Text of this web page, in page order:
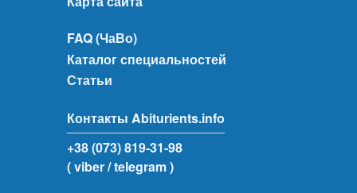
FAQ (ЧаВо)
Каталог специальностей
Статьи
Контакты Abiturients.info
+38 (073) 819-31-98
( viber/ telegram )